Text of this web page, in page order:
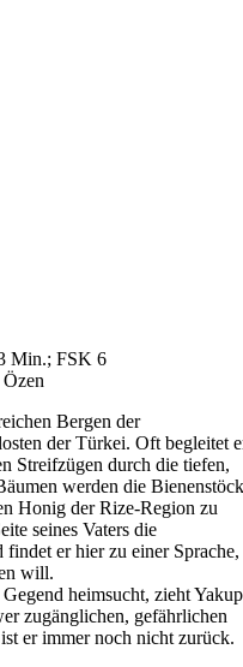
Min.; FSK 6
Bergen der
der Türkei. Oft begleitet
Streifzügen durch die tiefen,
werden die
Honig der Rize-Region zu
seines Vaters die
er hier zu einer Sprache,
will.
heimsucht, zieht Yakup
zugänglichen, gefährlichen
er immer noch nicht zurück.